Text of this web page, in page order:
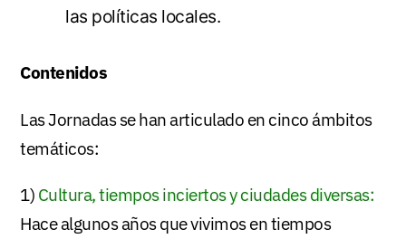
las políticas locales.
Contenidos
Las Jornadas se han articulado en cinco ámbitos
temáticos:
1) Cultura, tiempos inciertos y ciudades diversas:
Hace algunos años que vivimos en tiempos